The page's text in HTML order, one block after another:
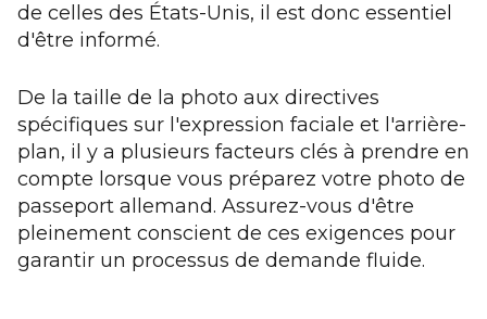
de celles des États-Unis, il est donc essentiel
d'être informé.
De la taille de la photo aux directives
spécifiques sur l'expression faciale et l'arrière-
plan, il y a plusieurs facteurs clés à prendre en
compte lorsque vous préparez votre photo de
passeport allemand. Assurez-vous d'être
pleinement conscient de ces exigences pour
garantir un processus de demande fluide.